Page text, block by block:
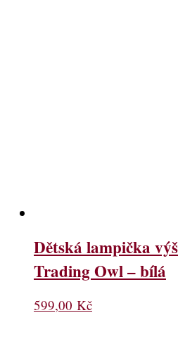
Dětská lampička
Trading Owl – bílá
599,00 Kč